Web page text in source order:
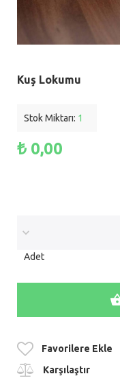
Kuş Lokumu
Stok Miktarı: 1
₺ 0,00
Adet
Favorilere Ekle
Karşılaştır